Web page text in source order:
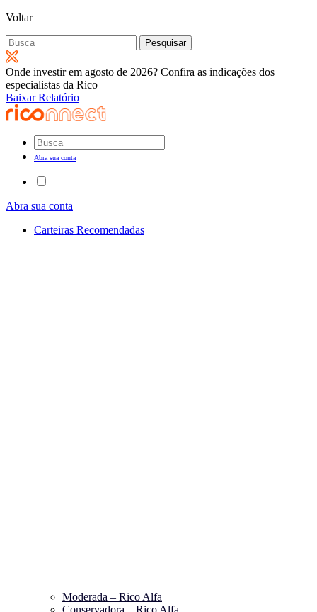
Voltar
Pesquisar
por:
Onde investir em agosto de 2026? Confira as indicações dos
especialistas da Rico
Baixar Relatório
Abra sua conta
Abra sua conta
Carteiras Recomendadas
Moderada – Rico Alfa
Conservadora – Rico Alfa